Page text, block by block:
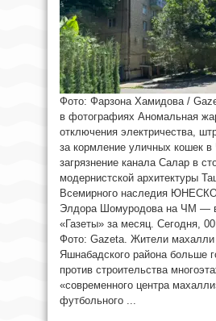
Фото: Фарзона Хамидова /
в фотографиях Аномальная
отключения электричества,
за кормление уличных кошек в
загрязнение канала Салар в
модернистской архитектуры
Всемирного наследия
Элдора Шомуродова на ЧМ —
«Газеты» за месяц. Сегодня,
Фото: Gazeta. Жители
Яшнабадского района больше
против строительства
«современного центра
футбольного ...